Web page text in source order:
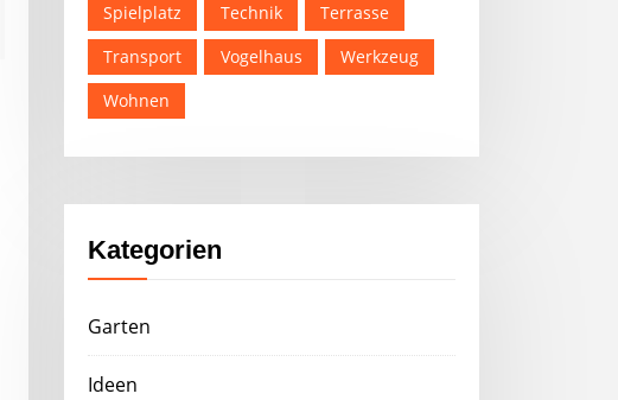
Spielplatz
Technik
Terrasse
Transport
Vogelhaus
Werkzeug
Wohnen
Kategorien
Garten
Ideen